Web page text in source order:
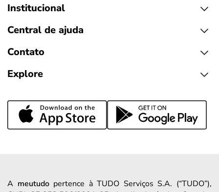
Institucional
Central de ajuda
Contato
Explore
A meutudopertence à TUDO Serviços S.A. (“TUDO”),